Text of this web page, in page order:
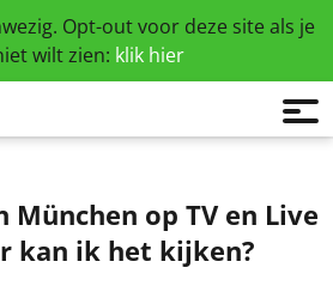
Opt-out voor deze site als je
wilt zien: klik hier
München op TV en Live
kan ik het kijken?